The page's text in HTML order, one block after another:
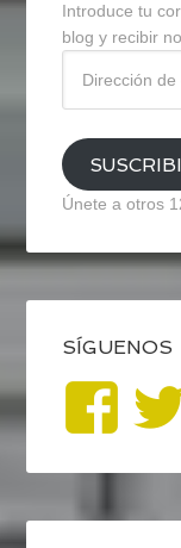
Introduce tu
blog y recibir
email
Únete a otros
SÍGUENOS
de